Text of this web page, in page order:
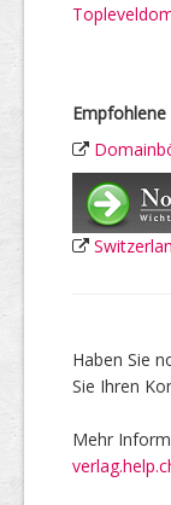
Empfohlene
Haben Sie
Sie Ihren
Mehr